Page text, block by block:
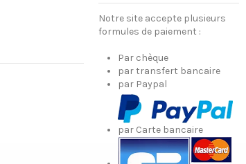
Notre site accepte plusieurs
formules de paiement :
Par chèque
par transfert bancaire
par Paypal
par Carte bancaire